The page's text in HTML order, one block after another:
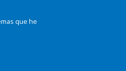
que he